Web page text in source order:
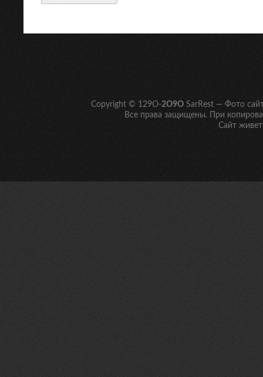
Copyright © 129O-2O9O SarRest — Фото
Все права защищены. При
Сайт живет